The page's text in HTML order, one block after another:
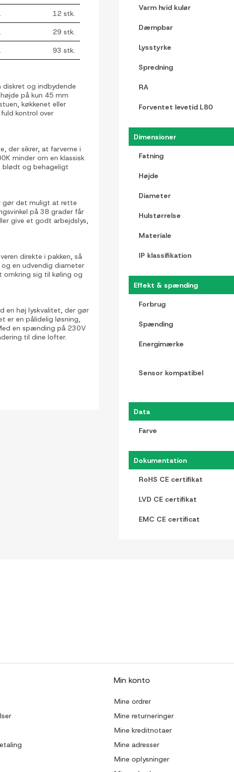
12 stk.
29 stk.
93 stk.
og indbydende
på kun 45 mm
køkkenet eller
kontrol over
der sikrer, at farverne i
minder om en klassisk
blødt og behageligt
gør det muligt at rette
på 38 grader får
give et godt arbejdslys,
direkte i pakken, så
en udvendig diameter
sig til køling og
en høj lyskvalitet, der gør
er en pålidelig løsning,
en spænding på 230V
til dine lofter.
Varm hvid kulør
Dæmpbar
Lysstyrke
Spredning
RA
Forventet levetid L80
Dimensioner
Fatning
Højde
Diameter
Hulstørrelse
Materiale
IP klassifikation
Effekt & spænding
Forbrug
Spænding
Energimærke
Sensor kompatibel
Data
Farve
Dokumentation
RoHS CE certifikat
LVD CE certifikat
EMC CE certificat
Min konto
Mine ordrer
Mine returneringer
Mine kreditnotaer
Mine adresser
Mine oplysninger